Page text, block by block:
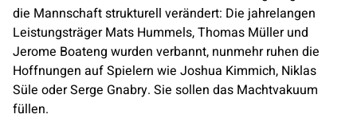
die Mannschaft strukturell verändert: Die jahrelangen
Leistungsträger Mats Hummels, Thomas Müller und
Jerome Boateng wurden verbannt, nunmehr ruhen die
Hoffnungen auf Spielern wie Joshua Kimmich, Niklas
Süle oder Serge Gnabry. Sie sollen das Machtvakuum
füllen.